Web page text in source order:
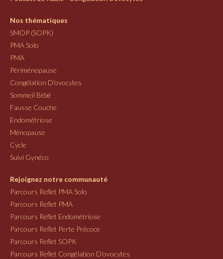
Nos thématiques
SMOP (SOPK)
PMA Solo
PMA
Périménopause
Congélation D'ovocytes
Sommeil Bébé
Fausse Couche
Endométriose
Ménopause
Cycle
Suivi Gynéco
Rejoignez notre communauté
Parcours Reflet PMA Solo
Parcours Reflet PMA
Parcours Reflet Endométriose
Parcours Reflet Perte Précoce
Parcours Reflet SOPK
Parcours Reflet Congélation D'ovocytes